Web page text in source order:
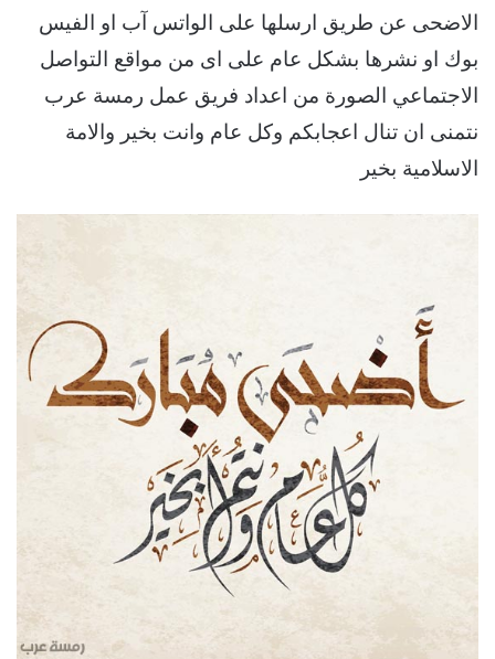
الاضحى عن طريق ارسلها على الواتس آب او الفيس
بوك او نشرها بشكل عام على اى من مواقع التواصل
الاجتماعي الصورة من اعداد فريق عمل رمسة عرب
نتمنى ان تنال اعجابكم وكل عام وانت بخير والامة
الاسلامية بخير